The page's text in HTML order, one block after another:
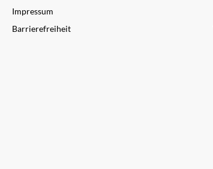
Impressum
Barrierefreiheit